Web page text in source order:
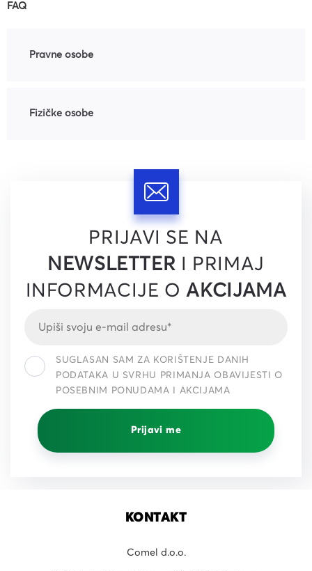
FAQ
Pravne osobe
Fizičke osobe
PRIJAVI SE NA
NEWSLETTER I PRIMAJ
INFORMACIJE OAKCIJAMA
SUGLASAN SAM ZA KORIŠTENJE DANIH
PODATAKA U SVRHU PRIMANJA OBAVIJESTI O
POSEBNIM PONUDAMA I AKCIJAMA
Prijavi me
KONTAKT
Comel d.o.o.